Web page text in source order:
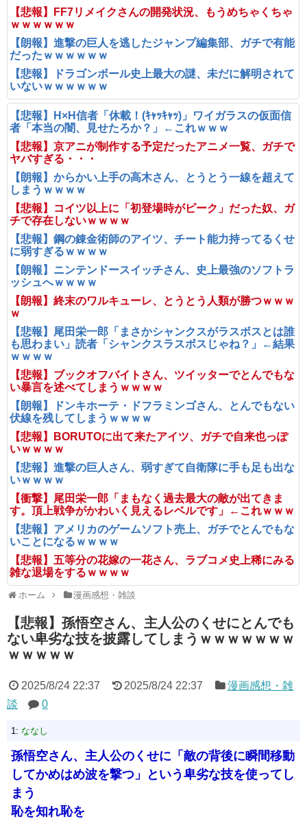
【悲報】FF7リメイクさんの開発状況、もうめちゃくちゃ
ｗｗｗｗｗｗ
【朗報】進撃の巨人を逃したジャンプ編集部、ガチで有能
だったｗｗｗｗｗｗ
【悲報】ドラゴンボール史上最大の謎、未だに解明されて
いないｗｗｗｗｗｗ
【悲報】H×H信者「休載！(ｷｬｯｷｬｯ)」ワイガラスの仮面信
者「本当の闇、見せたろか？」←これｗｗｗ
【悲報】京アニが制作する予定だったアニメ一覧、ガチで
ヤバすぎる・・・
【朗報】からかい上手の高木さん、とうとう一線を超えて
しまうｗｗｗｗ
【悲報】コイツ以上に「初登場時がピーク」だった奴、ガ
チで存在しないｗｗｗｗ
【悲報】鋼の錬金術師のアイツ、チート能力持ってるくせ
に弱すぎるｗｗｗｗ
【朗報】ニンテンドースイッチさん、史上最強のソフトラ
ッシュへｗｗｗｗ
【朗報】終末のワルキューレ、とうとう人類が勝つｗｗｗ
ｗ
【悲報】尾田栄一郎「まさかシャンクスがラスボスとは誰
も思わまい」読者「シャンクスラスボスじゃね？」←結果
ｗｗｗｗ
【悲報】ブックオフバイトさん、ツイッターでとんでもな
い暴言を述べてしまうｗｗｗｗ
【朗報】ドンキホーテ・ドフラミンゴさん、とんでもない
伏線を残してしまうｗｗｗｗ
【悲報】BORUTOに出て来たアイツ、ガチで自来也っぽ
いｗｗｗｗ
【悲報】進撃の巨人さん、弱すぎて自衛隊に手も足も出な
いｗｗｗｗ
【衝撃】尾田栄一郎「まもなく過去最大の敵が出てきま
す。頂上戦争がかわいく見えるレベルです」←これｗｗｗ
【悲報】アメリカのゲームソフト売上、ガチでとんでもな
いことになるｗｗｗｗ
【悲報】五等分の花嫁の一花さん、ラブコメ史上稀にみる
雑な退場をするｗｗｗｗ
ホーム 漫画感想・雑談
【悲報】孫悟空さん、主人公のくせにとんでも
ない卑劣な技を披露してしまうｗｗｗｗｗｗｗ
ｗｗｗｗｗ
2025/8/24 22:37 2025/8/24 22:37
漫画感想・雑
談
0
1: ななし
孫悟空さん、主人公のくせに「敵の背後に瞬間移動
してかめはめ波を撃つ」という卑劣な技を使ってし
まう
恥を知れ恥を